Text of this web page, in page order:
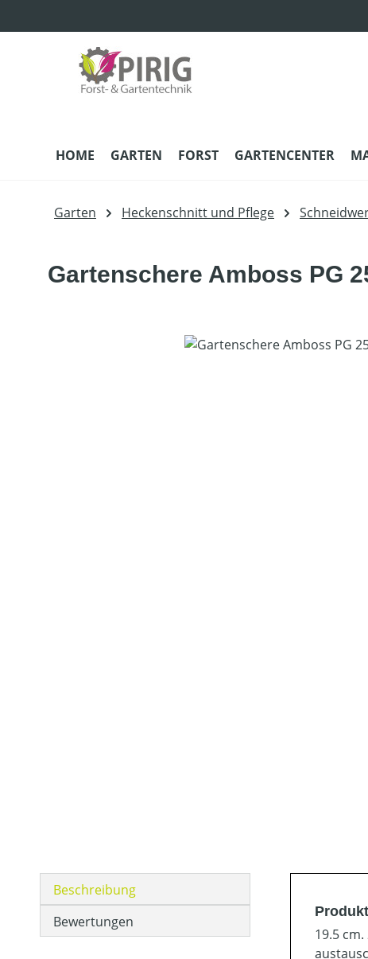
HOME GARTEN FORST GARTENCENTER
Garten Heckenschnitt und Pflege
Gartenschere Amboss PG
Bildergalerie überspringen
Beschreibung
Bewertungen
19.5